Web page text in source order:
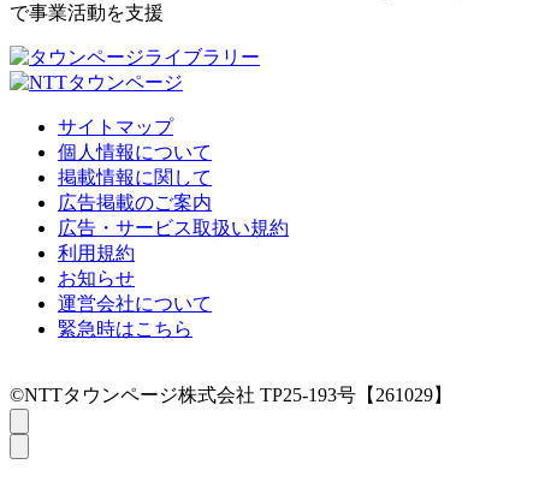
で事業活動を支援
サイトマップ
個人情報について
掲載情報に関して
広告掲載のご案内
広告・サービス取扱い規約
利用規約
お知らせ
運営会社について
緊急時はこちら
©NTTタウンページ株式会社 TP25-193号【261029】